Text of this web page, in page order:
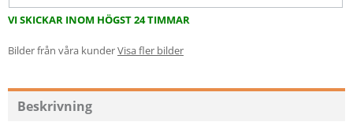
VI SKICKAR INOM HÖGST 24 TIMMAR
Bilder från våra kunderVisa fler bilder
Beskrivning